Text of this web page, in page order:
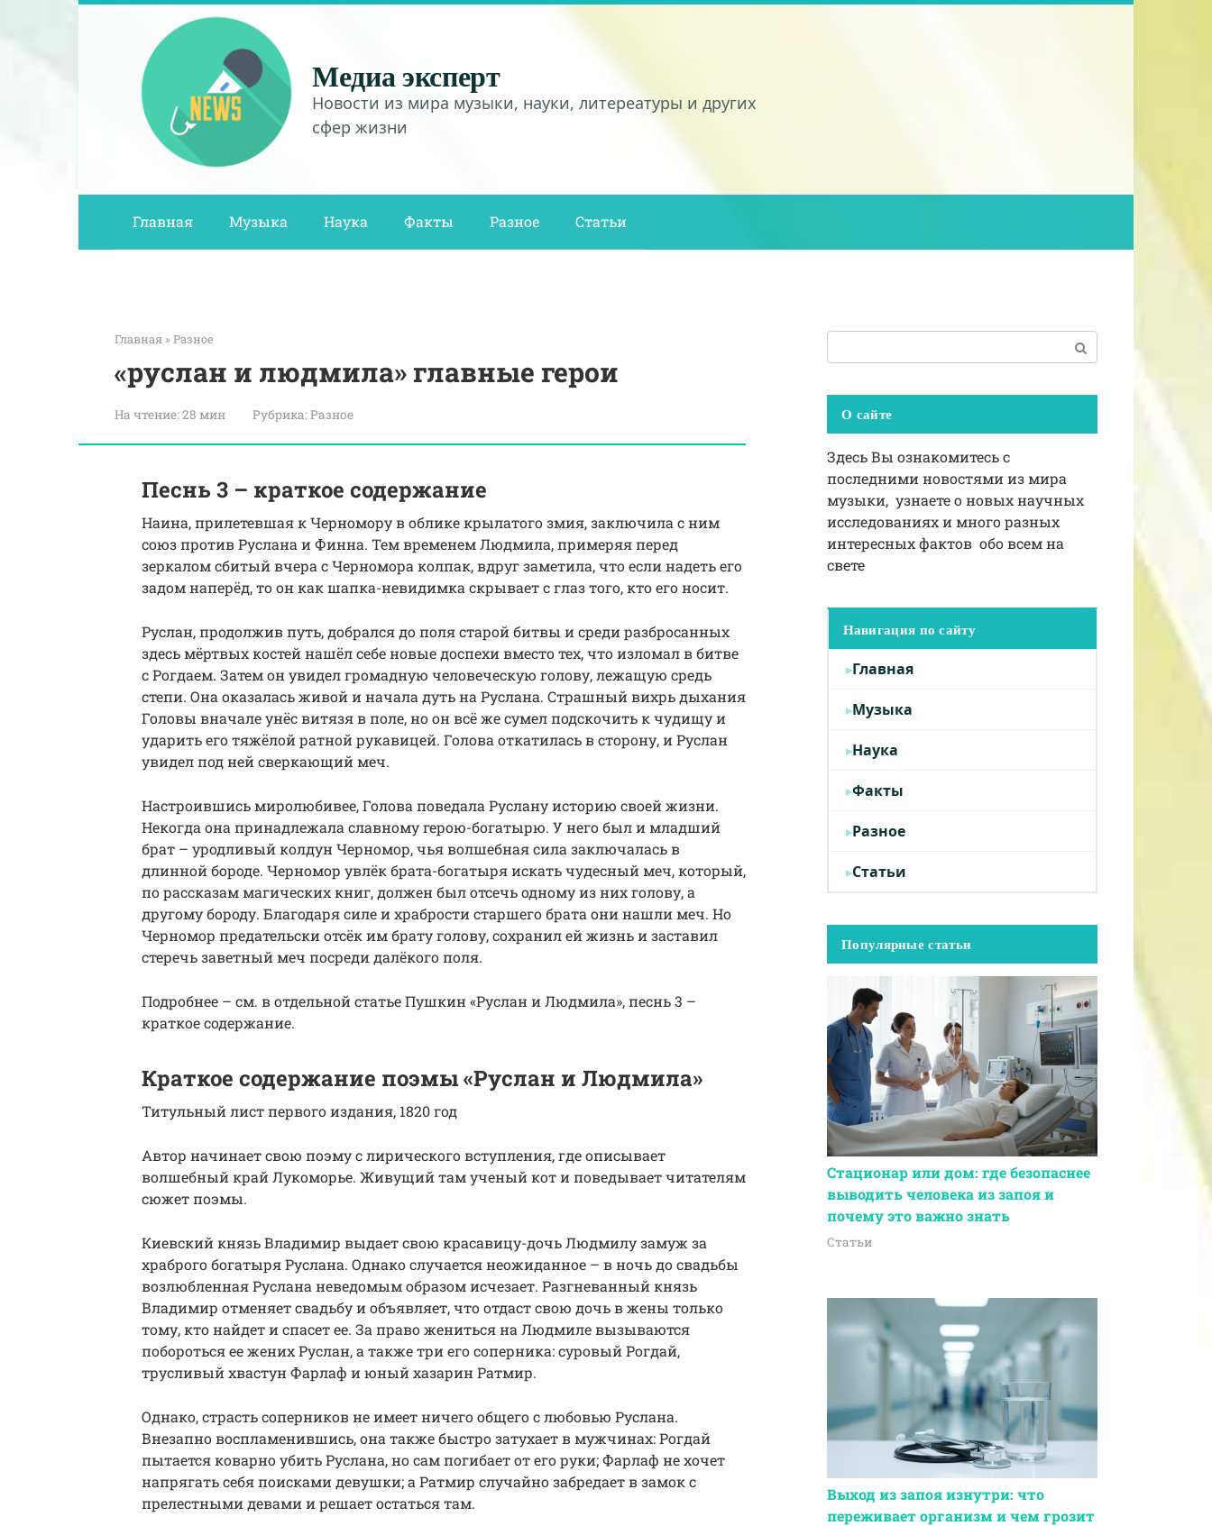
Медиа эксперт
Новости из мира музыки, науки, литереатуры и других
сфер жизни
Главная Музыка Наука Факты Разное Статьи
Главная »Разное
«руслан и людмила» главные герои
На чтение:28 мин Рубрика:Разное
Песнь 3 – краткое содержание
Наина, прилетевшая к Черномору в облике крылатого змия, заключила с ним
союз против Руслана и Финна. Тем временем Людмила, примеряя перед
зеркалом сбитый вчера с Черномора колпак, вдруг заметила, что если надеть его
задом наперёд, то он как шапка-невидимка скрывает с глаз того, кто его носит.
Руслан, продолжив путь, добрался до поля старой битвы и среди разбросанных
здесь мёртвых костей нашёл себе новые доспехи вместо тех, что изломал в битве
с Рогдаем. Затем он увидел громадную человеческую голову, лежащую средь
степи. Она оказалась живой и начала дуть на Руслана. Страшный вихрь дыхания
Головы вначале унёс витязя в поле, но он всё же сумел подскочить к чудищу и
ударить его тяжёлой ратной рукавицей. Голова откатилась в сторону, и Руслан
увидел под ней сверкающий меч.
Настроившись миролюбивее, Голова поведала Руслану историю своей жизни.
Некогда она принадлежала славному герою-богатырю. У него был и младший
брат – уродливый колдун Черномор, чья волшебная сила заключалась в
длинной бороде. Черномор увлёк брата-богатыря искать чудесный меч, который,
по рассказам магических книг, должен был отсечь одному из них голову, а
другому бороду. Благодаря силе и храбрости старшего брата они нашли меч. Но
Черномор предательски отсёк им брату голову, сохранил ей жизнь и заставил
стеречь заветный меч посреди далёкого поля.
Подробнее – см. в отдельной статье Пушкин «Руслан и Людмила», песнь 3 –
краткое содержание.
Краткое содержание поэмы «Руслан и Людмила»
Титульный лист первого издания, 1820 год
Автор начинает свою поэму с лирического вступления, где описывает
волшебный край Лукоморье. Живущий там ученый кот и поведывает читателям
сюжет поэмы.
Киевский князь Владимир выдает свою красавицу-дочь Людмилу замуж за
храброго богатыря Руслана. Однако случается неожиданное – в ночь до свадьбы
возлюбленная Руслана неведомым образом исчезает. Разгневанный князь
Владимир отменяет свадьбу и объявляет, что отдаст свою дочь в жены только
тому, кто найдет и спасет ее. За право жениться на Людмиле вызываются
побороться ее жених Руслан, а также три его соперника: суровый Рогдай,
трусливый хвастун Фарлаф и юный хазарин Ратмир.
Однако, страсть соперников не имеет ничего общего с любовью Руслана.
Внезапно воспламенившись, она также быстро затухает в мужчинах: Рогдай
пытается коварно убить Руслана, но сам погибает от его руки; Фарлаф не хочет
напрягать себя поисками девушки; а Ратмир случайно забредает в замок с
прелестными девами и решает остаться там.
О сайте
Здесь Вы ознакомитесь с
последними новостями из мира
музыки, узнаете о новых научных
исследованиях и много разных
интересных фактов обо всем на
свете
Навигация по сайту
Главная
Музыка
Наука
Факты
Разное
Статьи
Популярные статьи
Стационар или дом: где безопаснее
выводить человека из запоя и
почему это важно знать
Статьи
Выход из запоя изнутри: что
переживает организм и чем грозит